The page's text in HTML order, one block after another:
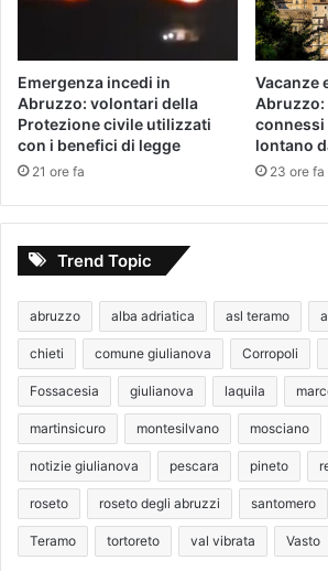
Emergenza incedi in
Abruzzo: volontari della
Protezione civile utilizzati
con i benefici di legge
21 ore fa
Vacanze
Abruzzo:
connessi
lontano
23 ore fa
Trend Topic
abruzzo alba adriatica asl teramo
chieti comune giulianova Corropoli
Fossacesia giulianova laquila
martinsicuro montesilvano mosciano
notizie giulianova pescara pineto
roseto roseto degli abruzzi santomero
Teramo tortoreto val vibrata Vasto